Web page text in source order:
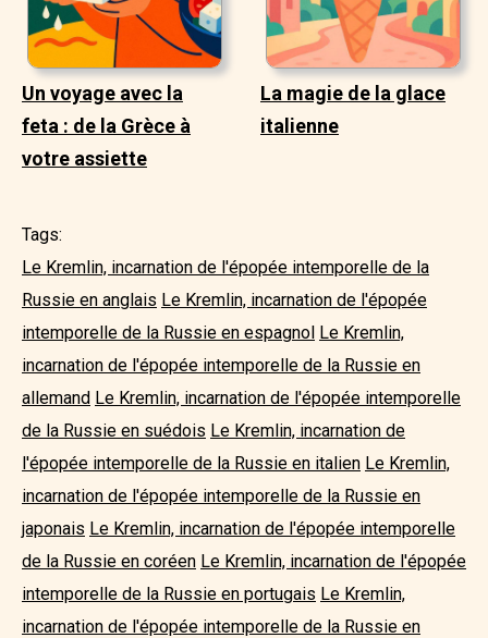
Un voyage avec la
feta : de la Grèce à
votre assiette
La magie de la glace
italienne
Tags:
Le Kremlin, incarnation de l'épopée intemporelle de la
Russie en anglais Le Kremlin, incarnation de l'épopée
intemporelle de la Russie en espagnol Le Kremlin,
incarnation de l'épopée intemporelle de la Russie en
allemand Le Kremlin, incarnation de l'épopée intemporelle
de la Russie en suédois Le Kremlin, incarnation de
l'épopée intemporelle de la Russie en italien Le Kremlin,
incarnation de l'épopée intemporelle de la Russie en
japonais Le Kremlin, incarnation de l'épopée intemporelle
de la Russie en coréen Le Kremlin, incarnation de l'épopée
intemporelle de la Russie en portugais Le Kremlin,
incarnation de l'épopée intemporelle de la Russie en